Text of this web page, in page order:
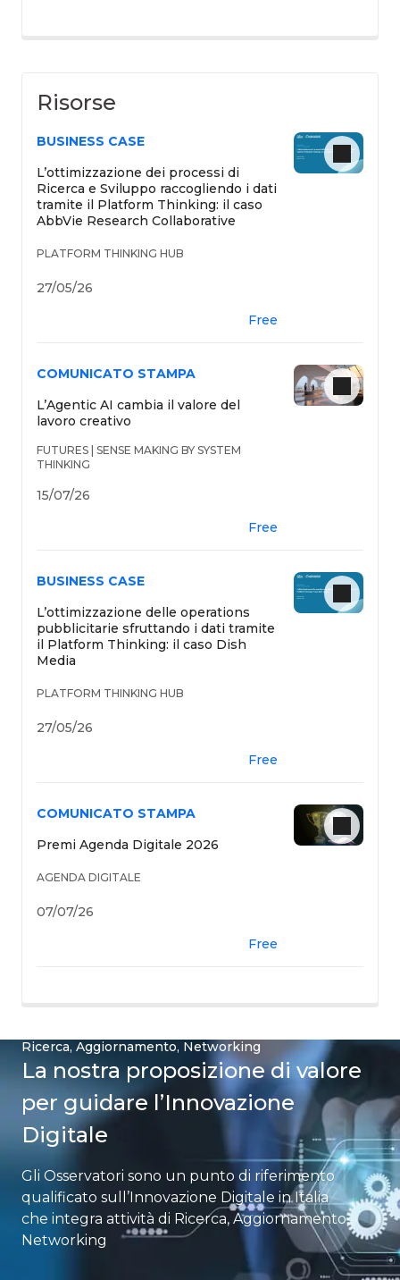
Risorse
PLATFORM THINKING HUB
BUSINESS CASE
L’ottimizzazione dei processi di
Ricerca e Sviluppo raccogliendo i dati
tramite il Platform Thinking: il caso
AbbVie Research Collaborative
27/05/26
Free
FUTURES | SENSE MAKING BY SYSTEM
THINKING
COMUNICATO STAMPA
L’Agentic AI cambia il valore del
lavoro creativo
15/07/26
Free
PLATFORM THINKING HUB
BUSINESS CASE
L’ottimizzazione delle operations
pubblicitarie sfruttando i dati tramite
il Platform Thinking: il caso Dish
Media
27/05/26
Free
AGENDA DIGITALE
COMUNICATO STAMPA
Premi Agenda Digitale 2026
07/07/26
Free
Ricerca, Aggiornamento, Networking​
La nostra proposizione di valore
per guidare l’Innovazione
Digitale
Gli Osservatori sono un punto di riferimento
qualificato sull’Innovazione Digitale in Italia​
che integra attività di Ricerca, Aggiornamento,
Networking​